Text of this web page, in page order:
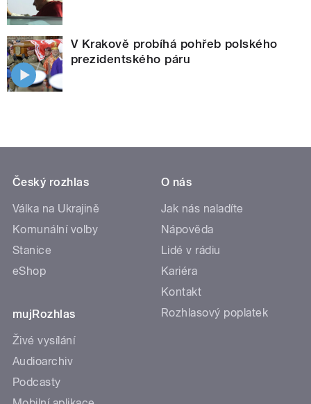
V Krakově probíhá pohřeb polského
prezidentského páru
Český rozhlas
Válka na Ukrajině
Komunální volby
Stanice
eShop
mujRozhlas
Živé vysílání
Audioarchiv
Podcasty
O nás
Jak nás naladíte
Nápověda
Lidé v rádiu
Kariéra
Kontakt
Rozhlasový poplatek